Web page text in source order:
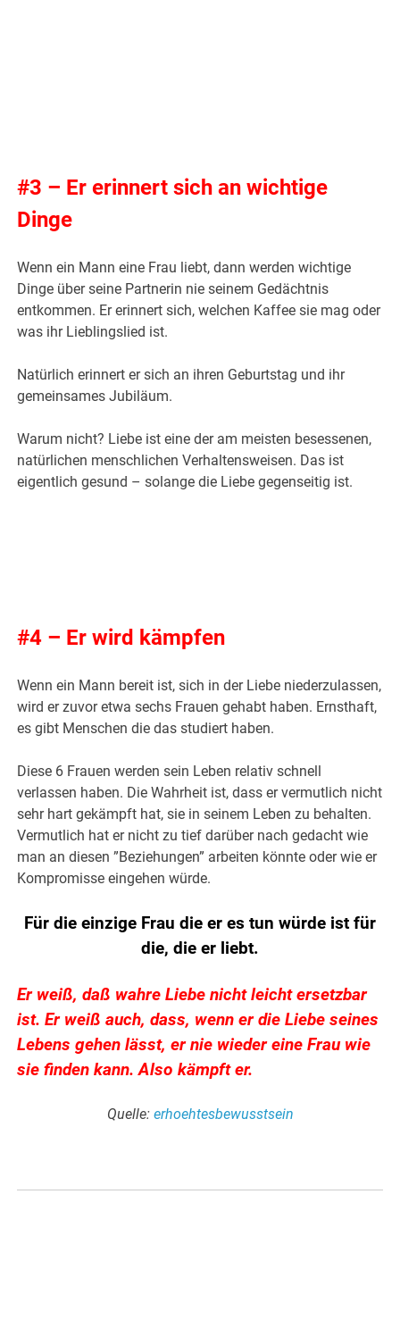
#3 – Er erinnert sich an wichtige
Dinge
Wenn ein Mann eine Frau liebt, dann werden wichtige
Dinge über seine Partnerin nie seinem Gedächtnis
entkommen. Er erinnert sich, welchen Kaffee sie mag oder
was ihr Lieblingslied ist.
Natürlich erinnert er sich an ihren Geburtstag und ihr
gemeinsames Jubiläum.
Warum nicht? Liebe ist eine der am meisten besessenen,
natürlichen menschlichen Verhaltensweisen. Das ist
eigentlich gesund – solange die Liebe gegenseitig ist.
#4 – Er wird kämpfen
Wenn ein Mann bereit ist, sich in der Liebe niederzulassen,
wird er zuvor etwa sechs Frauen gehabt haben. Ernsthaft,
es gibt Menschen die das studiert haben.
Diese 6 Frauen werden sein Leben relativ schnell
verlassen haben. Die Wahrheit ist, dass er vermutlich nicht
sehr hart gekämpft hat, sie in seinem Leben zu behalten.
Vermutlich hat er nicht zu tief darüber nach gedacht wie
man an diesen ”Beziehungen” arbeiten könnte oder wie er
Kompromisse eingehen würde.
Für die einzige Frau die er es tun würde ist für
die, die er liebt.
Er weiß, daß wahre Liebe nicht leicht ersetzbar
ist. Er weiß auch, dass, wenn er die Liebe seines
Lebens gehen lässt, er nie wieder eine Frau wie
sie finden kann. Also kämpft er.
Quelle: erhoehtesbewusstsein